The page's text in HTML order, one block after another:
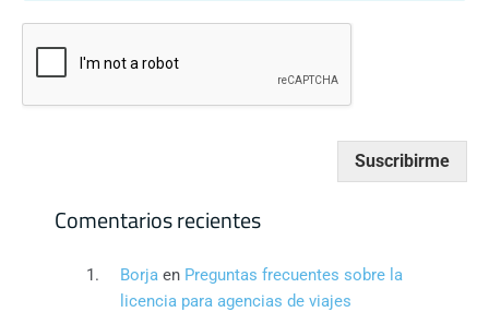
Suscribirme
Comentarios recientes
Borja en Preguntas frecuentes sobre la
licencia para agencias de viajes